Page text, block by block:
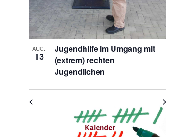
Photo
View
AUG.
13
Jugendhilfe im Umgang mit
(extrem) rechten
Jugendlichen